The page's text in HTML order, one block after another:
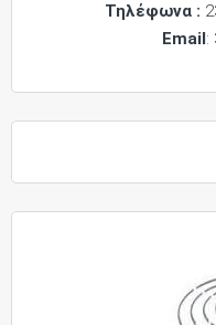
Τηλέφωνα :
Email: